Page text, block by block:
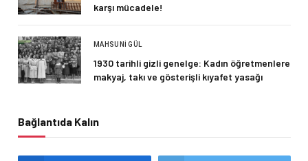
karşı mücadele!
MAHSUNI GÜL
1930 tarihli gizli genelge: Kadın öğretmenlere
makyaj, takı ve gösterişli kıyafet yasağı
Bağlantıda Kalın